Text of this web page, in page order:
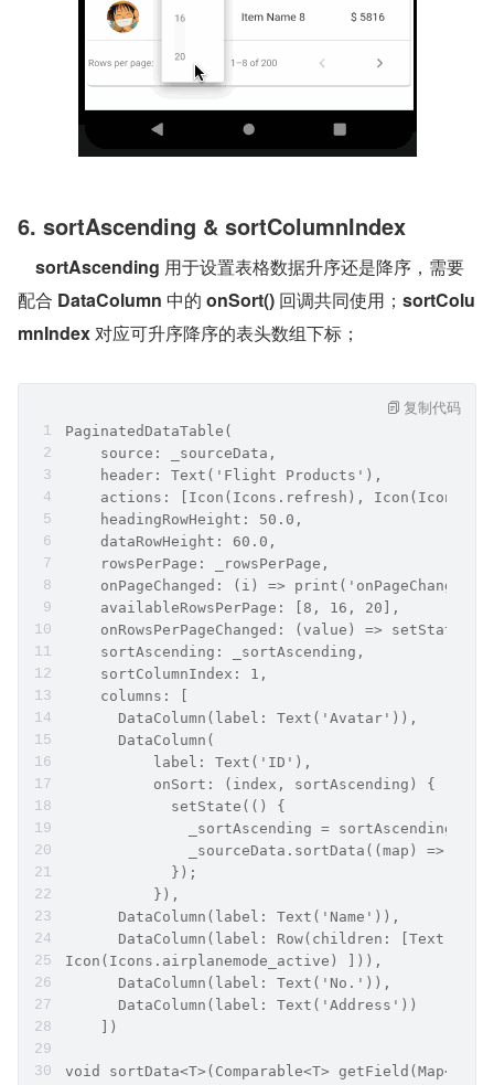
6. sortAscending & sortColumnIndex
sortAscending 用于设置表格数据升序还是降序，需要
配合 DataColumn 中的 onSort() 回调共同使用； sortColu
mnIndex 对应可升序降序的表头数组下标；
PaginatedDataTable(
    source: _sourceData,
    header: Text('Flight Products'),
actions: [Icon(Icons.refresh),
    headingRowHeight: 50.0,
    dataRowHeight: 60.0,
    rowsPerPage: _rowsPerPage,
onPageChanged: (i) => print('onPageChanged -
    availableRowsPerPage: [8, 16, 20],
onRowsPerPageChanged: (value) =>
    sortAscending: _sortAscending,
    sortColumnIndex: 1,
    columns: [
      DataColumn(label: Text('Avatar')),
      DataColumn(
          label: Text('ID'),
          onSort: (index, sortAscending) {
            setState(() {
              _sortAscending = sortAscending;
_sourceData.sortData((map) =>
            });
          }),
      DataColumn(label: Text('Name')),
DataColumn(label: Row(children:
Icon(Icons.airplanemode_active) ])),
      DataColumn(label: Text('No.')),
      DataColumn(label: Text('Address'))
    ])
void sortData<T>(Comparable<T>
复制代码